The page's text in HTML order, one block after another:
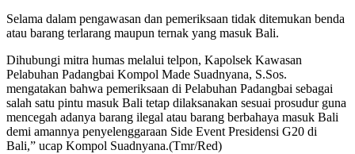
Selama dalam pengawasan dan pemeriksaan tidak ditemukan benda
atau barang terlarang maupun ternak yang masuk Bali.
Dihubungi mitra humas melalui telpon, Kapolsek Kawasan
Pelabuhan Padangbai Kompol Made Suadnyana, S.Sos.
mengatakan bahwa pemeriksaan di Pelabuhan Padangbai sebagai
salah satu pintu masuk Bali tetap dilaksanakan sesuai prosudur guna
mencegah adanya barang ilegal atau barang berbahaya masuk Bali
demi amannya penyelenggaraan Side Event Presidensi G20 di
Bali,” ucap Kompol Suadnyana.(Tmr/Red)